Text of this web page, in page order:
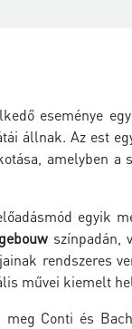
eseménye
állnak. Az est
amelyben a
egyik
színpadán,
rendszeres
művei kiemelt
meg Conti és